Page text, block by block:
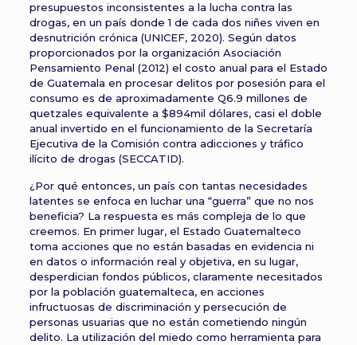
presupuestos inconsistentes a la lucha contra las
drogas, en un país donde 1 de cada dos niñes viven en
desnutrición crónica (UNICEF, 2020). Según datos
proporcionados por la organización Asociación
Pensamiento Penal (2012) el costo anual para el Estado
de Guatemala en procesar delitos por posesión para el
consumo es de aproximadamente Q6.9 millones de
quetzales equivalente a $894mil dólares, casi el doble
anual invertido en el funcionamiento de la Secretaría
Ejecutiva de la Comisión contra adicciones y tráfico
ilícito de drogas (SECCATID).
¿Por qué entonces, un país con tantas necesidades
latentes se enfoca en luchar una “guerra” que no nos
beneficia? La respuesta es más compleja de lo que
creemos. En primer lugar, el Estado Guatemalteco
toma acciones que no están basadas en evidencia ni
en datos o información real y objetiva, en su lugar,
desperdician fondos públicos, claramente necesitados
por la población guatemalteca, en acciones
infructuosas de discriminación y persecución de
personas usuarias que no están cometiendo ningún
delito. La utilización del miedo como herramienta para